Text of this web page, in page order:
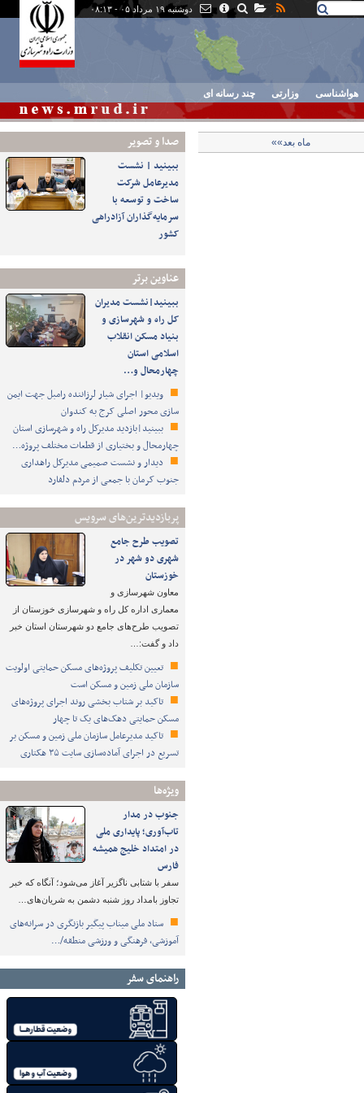
دوشنبه ۱۹ مرداد ۰۵ - ۰۸:۱۳
هواشناسی وزارتی چند رسانه ای
صدا و تصوير
ببینید | نشست
مدیرعامل شرکت
ساخت و توسعه با
سرمایه‌گذاران آزادراهی
کشور
عناوین برتر
ببینید|نشست مدیران‌
کل راه و شهرسازی و
بنیاد مسکن انقلاب
اسلامی استان
چهارمحال و…
ویدیو| اجرای شیار لرزاننده رامبل جهت ایمن
سازی محور اصلی کرج به کندوان
ببینید|بازدید مدیرکل راه و شهرسازی استان
چهارمحال و بختیاری از قطعات مختلف پروژه…
دیدار و نشست صمیمی مدیرکل راهداری
جنوب کرمان با جمعی از مردم دلفارد
پربازدیدترین‌های سرویس
تصویب طرح‌ جامع
شهری دو شهر در
خوزستان
معاون شهرسازی و
معماری اداره کل راه و شهرسازی خوزستان از
تصویب طرح‌های جامع دو شهرستان استان خبر
داد و گفت:…
تعیین تکلیف پروژه‌های مسکن حمایتی اولویت
سازمان ملی زمین و مسکن است
تاکید بر شتاب ‌بخشی روند اجرای پروژه‌های
مسکن حمایتی دهک‌های یک تا چهار
تاکید مدیرعامل سازمان ملی زمین و مسکن بر
تسریع در اجرای آماده‌سازی سایت ۳۵ هکتاری
ویژه‌ها
جنوب در مدار
تاب‌آوری؛ پایداری ملی
در امتداد خلیج همیشه
فارس
سفر با شتابی ناگزیر آغاز می‌شود؛ آنگاه که خبر
تجاوز بامداد روز شنبه دشمن به شریان‌های…
ستاد ملی میناب پیگیر بازنگری در سرانه‌های
آموزشی، فرهنگی و ورزشی منطقه/…
راهنمای سفر
ماه بعد»»